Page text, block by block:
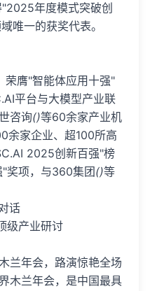
年度模式突破创
唯一的获奖代表。
荣膺"智能体应用十强"
平台与大模型产业联
咨询()等60余家产业机
余家企业、超100所高
2025创新百强"榜
奖项，与360集团()等
话
级产业研讨
兰年会，路演惊艳全场
木兰年会，是中国最具